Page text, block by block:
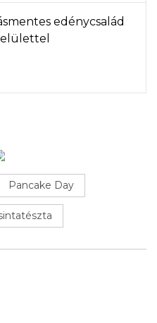
edénycsalád
Pancake Day